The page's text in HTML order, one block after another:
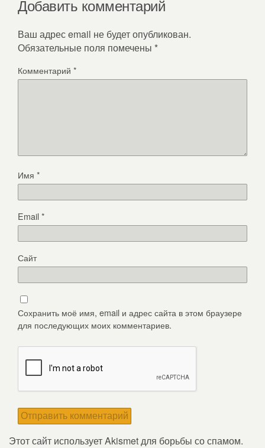
Добавить комментарий
Ваш адрес email не будет опубликован.
Обязательные поля помечены *
Комментарий *
Имя *
Email*
Сайт
Сохранить моё имя, email и адрес сайта в этом браузере
для последующих моих комментариев.
Этот сайт использует Akismet для борьбы со спамом.